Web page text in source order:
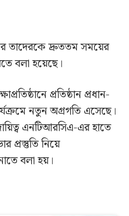
তাদেরকে দ্রুততম সময়ের
বলা হয়েছে।
প্রতিষ্ঠান প্রধান-
নতুন অগ্রগতি এসেছে।
এনটিআরসিএ-এর হাতে
প্রস্তুতি নিয়ে
বলা হয়।